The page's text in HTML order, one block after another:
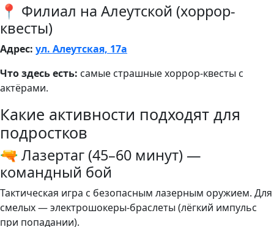
📍 Филиал на Алеутской (хоррор-
квесты)
Адрес: ул. Алеутская, 17а
Что здесь есть: самые страшные хоррор-квесты с
актёрами.
Какие активности подходят для
подростков
🔫 Лазертаг (45–60 минут) —
командный бой
Тактическая игра с безопасным лазерным оружием. Для
смелых — электрошокеры-браслеты (лёгкий импульс
при попадании).